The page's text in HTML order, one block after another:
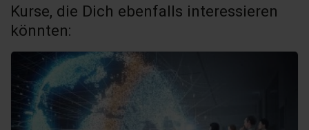
Kurse, die Dich ebenfalls interessieren
könnten: